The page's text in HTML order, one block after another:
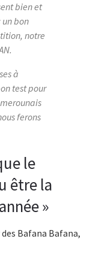
bien et
un bon
notre
à
test pour
ferons
le
être la
»
Bafana Bafana,